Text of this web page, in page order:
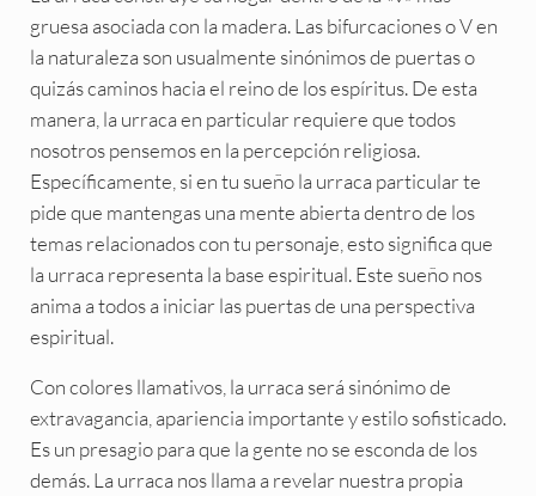
gruesa asociada con la madera. Las bifurcaciones o V en
la naturaleza son usualmente sinónimos de puertas o
quizás caminos hacia el reino de los espíritus. De esta
manera, la urraca en particular requiere que todos
nosotros pensemos en la percepción religiosa.
Específicamente, si en tu sueño la urraca particular te
pide que mantengas una mente abierta dentro de los
temas relacionados con tu personaje, esto significa que
la urraca representa la base espiritual. Este sueño nos
anima a todos a iniciar las puertas de una perspectiva
espiritual.
Con colores llamativos, la urraca será sinónimo de
extravagancia, apariencia importante y estilo sofisticado.
Es un presagio para que la gente no se esconda de los
demás. La urraca nos llama a revelar nuestra propia